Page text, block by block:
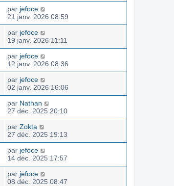
par jefoce
21 janv. 2026 08:59
par jefoce
19 janv. 2026 11:11
par jefoce
12 janv. 2026 08:36
par jefoce
02 janv. 2026 16:06
par Nathan
27 déc. 2025 20:10
par Zokta
27 déc. 2025 19:13
par jefoce
14 déc. 2025 17:57
par jefoce
08 déc. 2025 08:47